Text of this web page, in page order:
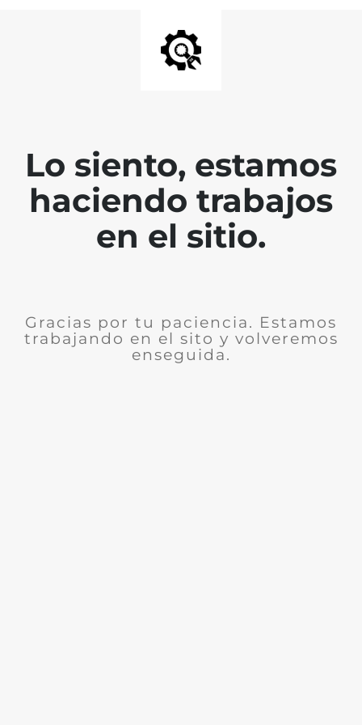
Lo siento, estamos
haciendo trabajos
en el sitio.
Gracias por tu paciencia. Estamos
trabajando en el sito y volveremos
enseguida.